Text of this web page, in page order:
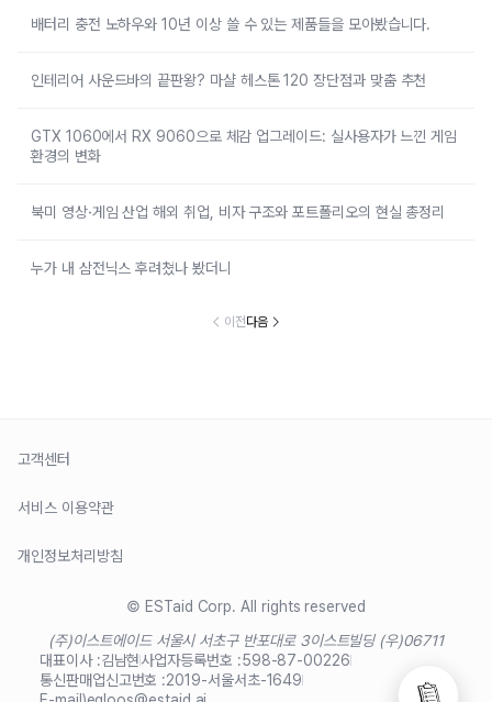
배터리 충전 노하우와 10년 이상 쓸 수 있는 제품들을 모아봤습니다.
인테리어 사운드바의 끝판왕? 마샬 헤스톤 120 장단점과 맞춤 추천
GTX 1060에서 RX 9060으로 체감 업그레이드: 실사용자가 느낀 게임
환경의 변화
북미 영상·게임 산업 해외 취업, 비자 구조와 포트폴리오의 현실 총정리
누가 내 삼전닉스 후려쳤나 봤더니
이전다음
고객센터
서비스 이용약관
개인정보처리방침
© ESTaid Corp. All rights reserved
(주)이스트에이드 서울시 서초구 반포대로 3이스트빌딩 (우)06711
대표이사 :김남현사업자등록번호 :598-87-00226
통신판매업신고번호 :2019-서울서초-1649